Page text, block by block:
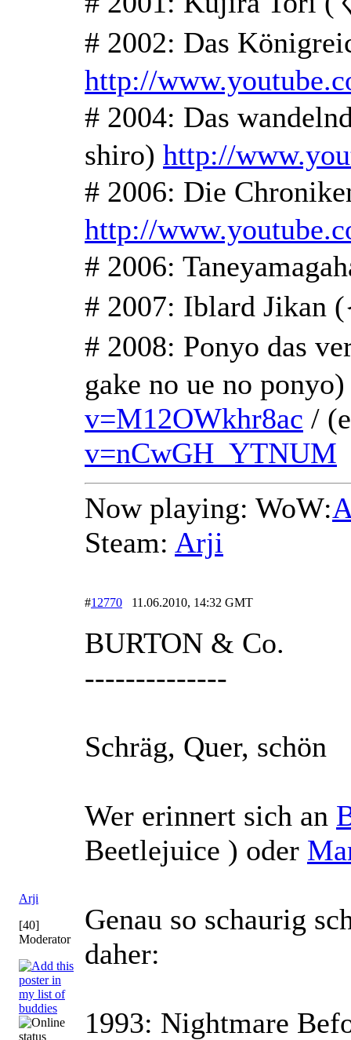
# 2002: Das
http://
# 2004: Das
shiro) http://
# 2006: Die
http://
# 2006:
# 2007: Iblard
# 2008: Ponyo das
gake no ue no
v=M12OWkhr8ac /
v=nCwGH_YTNUM
Now playing: WoW:
Steam: Arji
Arji
[40]
Moderator
#12770 11.06.2010, 14:32 GMT
BURTON & Co.
--------------
Schräg, Quer, schön
Wer erinnert sich an
Beetlejuice ) oder
Genau so schaurig
daher:
1993: Nightmare